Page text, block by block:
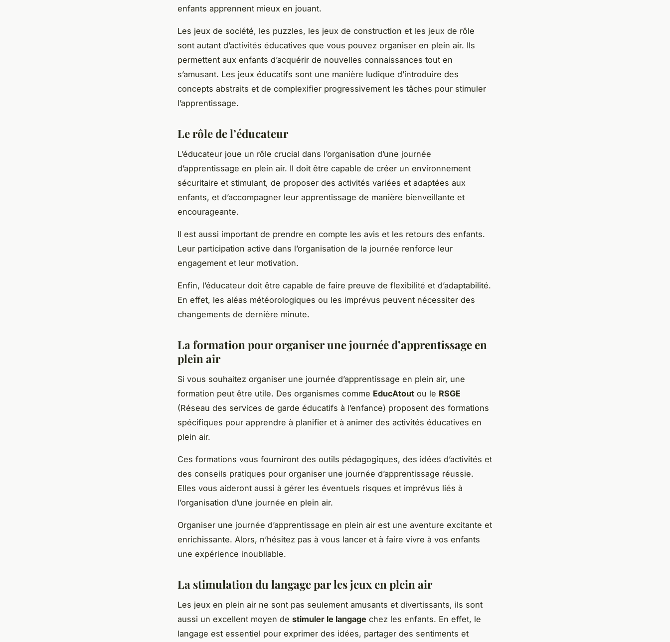
enfants apprennent mieux en jouant.
Les jeux de société, les puzzles, les jeux de construction et les jeux de rôle
sont autant d’activités éducatives que vous pouvez organiser en plein air. Ils
permettent aux enfants d’acquérir de nouvelles connaissances tout en
s’amusant. Les jeux éducatifs sont une manière ludique d’introduire des
concepts abstraits et de complexifier progressivement les tâches pour stimuler
l’apprentissage.
Le rôle de l’éducateur
L’éducateur joue un rôle crucial dans l’organisation d’une journée
d’apprentissage en plein air. Il doit être capable de créer un environnement
sécuritaire et stimulant, de proposer des activités variées et adaptées aux
enfants, et d’accompagner leur apprentissage de manière bienveillante et
encourageante.
Il est aussi important de prendre en compte les avis et les retours des enfants.
Leur participation active dans l’organisation de la journée renforce leur
engagement et leur motivation.
Enfin, l’éducateur doit être capable de faire preuve de flexibilité et d’adaptabilité.
En effet, les aléas météorologiques ou les imprévus peuvent nécessiter des
changements de dernière minute.
La formation pour organiser une journée d’apprentissage en
plein air
Si vous souhaitez organiser une journée d’apprentissage en plein air, une
formation peut être utile. Des organismes comme EducAtout ou le RSGE
(Réseau des services de garde éducatifs à l’enfance) proposent des formations
spécifiques pour apprendre à planifier et à animer des activités éducatives en
plein air.
Ces formations vous fourniront des outils pédagogiques, des idées d’activités et
des conseils pratiques pour organiser une journée d’apprentissage réussie.
Elles vous aideront aussi à gérer les éventuels risques et imprévus liés à
l’organisation d’une journée en plein air.
Organiser une journée d’apprentissage en plein air est une aventure excitante et
enrichissante. Alors, n’hésitez pas à vous lancer et à faire vivre à vos enfants
une expérience inoubliable.
La stimulation du langage par les jeux en plein air
Les jeux en plein air ne sont pas seulement amusants et divertissants, ils sont
aussi un excellent moyen de stimuler le langage chez les enfants. En effet, le
langage est essentiel pour exprimer des idées, partager des sentiments et